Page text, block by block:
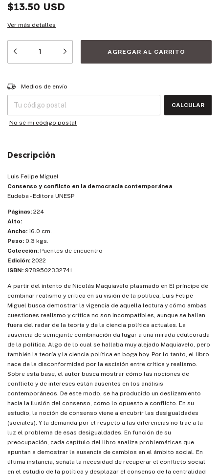
$13.50 USD
Ver más detalles
Entregas para el CP:
Medios de envío
CALCULAR
No sé mi código postal
Descripción
Luis Felipe Miguel
Consenso y conflicto en la democracia contemporánea
Eudeba - Editora UNESP
Páginas: 224
Alto:
Ancho: 16.0 cm.
Peso: 0.3 kgs.
Colección: Puentes de encuentro
Edición: 2022
ISBN: 9789502332741
A partir del intento de Nicolás Maquiavelo plasmado en El príncipe de
combinar realismo y crítica en su visión de la política, Luis Felipe
Miguel busca demostrar la vigencia de aquella lectura y cómo ambas
cuestiones realismo y crítica no son incompatibles, aunque se hallan
fuera del radar de la teoría y de la ciencia política actuales. La
ausencia de semejante combinación da lugar a una mirada edulcorada
de la política. Algo de lo cual se hallaba muy alejado Maquiavelo, pero
también la teoría y la ciencia política en boga hoy. Por lo tanto, el libro
nace de la disconformidad por la escisión entre crítica y realismo.
Sobre esta base, el autor busca mostrar cómo las nociones de
conflicto y de intereses están ausentes en los análisis
contemporáneos. De este modo, se ha producido un deslizamiento
hacia la ilusión del consenso, como lo opuesto a conflicto. En su
estudio, la noción de consenso viene a encubrir las desigualdades
(sociales). Y la demanda por el respeto a las diferencias no trae a la
luz el problema de esas desigualdades. En función de su
preocupación, cada capítulo del libro analiza problemáticas que
apuntan a demostrar la ausencia de cambios en el ámbito social. En
última instancia, señala la necesidad de recuperar el conflicto social
en el estudio de la política y desplazar el consenso de la centralidad